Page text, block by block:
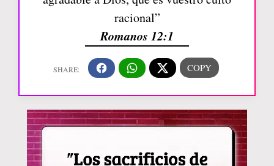
racional”
Romanos 12:1